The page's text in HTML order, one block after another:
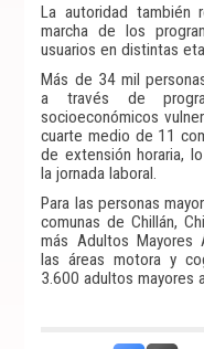
La autoridad también
marcha de los
usuarios en distintas
Más de 34 mil
a través de
socioeconómicos
cuarte medio de 11
de extensión horaria,
la jornada laboral.
Para las personas
comunas de Chillán,
más Adultos Mayores
las áreas motora y
3.600 adultos mayores